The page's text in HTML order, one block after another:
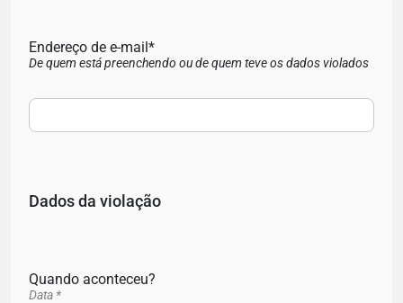
Endereço de e-mail*
De quem está preenchendo ou de quem teve os dados violados
Dados da violação
Quando aconteceu?
Data *